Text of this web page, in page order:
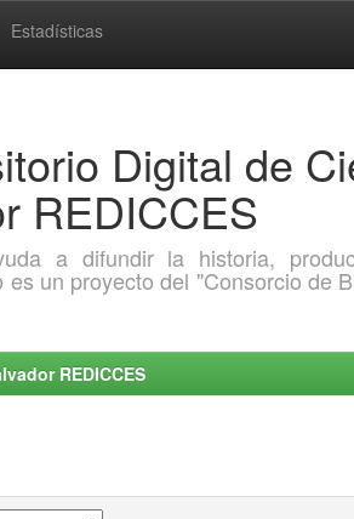
Estadísticas
Digital de
REDICCES
a difundir la historia,
un proyecto del "Consorcio de
REDICCES